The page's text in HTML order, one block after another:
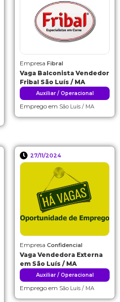
Empresa Fibral
Vaga Balconista Vendedor
Fribal São Luís / MA
Auxiliar / Operacional
Emprego em São Luís / MA
27/11/2024
Empresa Confidencial
Vaga Vendedora Externa
em São Luís / MA
Auxiliar / Operacional
Emprego em São Luís / MA